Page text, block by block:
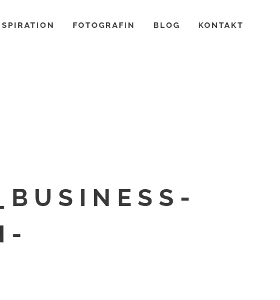
FOTOGRAFIN BLOG KONTAKT